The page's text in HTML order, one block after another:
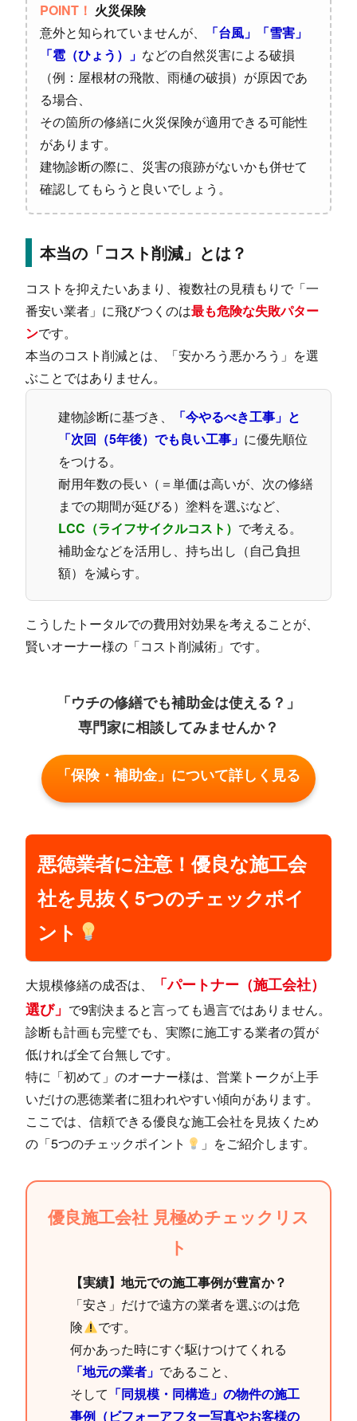
POINT！ 火災保険
意外と知られていませんが、
「台風」「雪害」
「雹（ひょう）」 などの自然災害による破損
（例：屋根材の飛散、雨樋の破損）が原因であ
る場合、
その箇所の修繕に火災保険が適用できる可能性
があります。
建物診断の際に、災害の痕跡がないかも併せて
確認してもらうと良いでしょう。
本当の「コスト削減」とは？
コストを抑えたいあまり、複数社の見積もりで「一
番安い業者」に飛びつくのは最も危険な失敗パター
ンです。
本当のコスト削減とは、「安かろう悪かろう」を選
ぶことではありません。
建物診断に基づき、
「今やるべき工事」と
「次回（5年後）でも良い工事」 に優先順位
をつける。
耐用年数の長い（＝単価は高いが、次の修繕
までの期間が延びる）塗料を選ぶなど、
LCC（ライフサイクルコスト） で考える。
補助金などを活用し、持ち出し（自己負担
額）を減らす。
こうしたトータルでの費用対効果を考えることが、
賢いオーナー様の「コスト削減術」です。
「ウチの修繕でも補助金は使える？」
専門家に相談してみませんか？
「保険・補助金」について詳しく見る
悪徳業者に注意！優良な施工会
社を見抜く5つのチェックポイ
ント
大規模修繕の成否は、
「パートナー（施工会社）
選び」 で9割決まると言っても過言ではありません。
診断も計画も完璧でも、実際に施工する業者の質が
低ければ全て台無しです。
特に「初めて」のオーナー様は、営業トークが上手
いだけの悪徳業者に狙われやすい傾向があります。
ここでは、信頼できる優良な施工会社を見抜くため
の「5つのチェックポイント
」をご紹介します。
優良施工会社 見極めチェックリス
ト
【実績】地元での施工事例が豊富か？
「安さ」だけで遠方の業者を選ぶのは危
険
です。
何かあった時にすぐ駆けつけてくれる
「地元の業者」 であること、
そして 「同規模・同構造」の物件の施工
事例（ビフォーアフター写真やお客様の